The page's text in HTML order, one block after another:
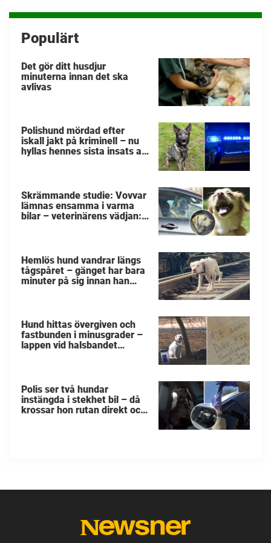
Populärt
Det gör ditt husdjur
minuterna innan det ska
avlivas
Polishund mördad efter
iskall jakt på kriminell – nu
hyllas hennes sista insats av
Skrämmande studie: Vovvar
lämnas ensamma i varma
bilar – veterinärens vädjan:
Hemlös hund vandrar längs
tågspåret – gänget har bara
minuter på sig innan han
Hund hittas övergiven och
fastbunden i minusgrader –
lappen vid halsbandet
Polis ser två hundar
instängda i stekhet bil – då
krossar hon rutan direkt och